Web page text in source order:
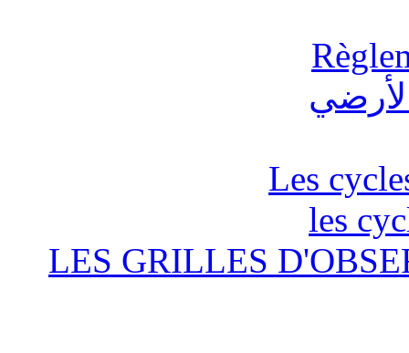
Les
les
LES GRILLES